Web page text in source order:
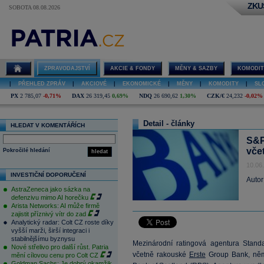
SOBOTA 08.08.2026
ZPRAVODAJSTVÍ AKCIE & FONDY MĚNY & SAZBY
PŘEHLED ZPRÁV AKCIOVÉ EKONOMICKÉ MĚNY KOMODITY
PX 2 785,07 -0,71% DAX 26 319,45 0,69% NDQ 26 690,62 1,30% CZK/€ 24,232 -0,02%
HLEDAT V KOMENTÁŘÍCH
hledat
Pokročilé hledání
INVESTIČNÍ DOPORUČENÍ
AstraZeneca jako sázka na
defenzivu mimo AI horečku
Arista Networks: AI může firmě
zajistit příznivý vítr do zad
Analytický radar: Colt CZ roste díky
vyšší marži, širší integraci i
stabilnějšímu byznysu
Nové střelivo pro další růst. Patria
mění cílovou cenu pro Colt CZ
Detail - články
Mezinárodní ratingová agentura
včetně rakouské Erste Group Bank,